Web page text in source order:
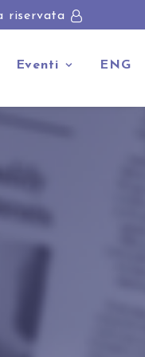
riservata
Eventi ENG